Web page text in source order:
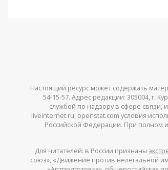
Настоящий ресурс может содержать
54-15-57. Адрес редакции: 305004, г.
службой по надзору в сфере связи,
liveinternet.ru, openstat.com условия
Российской Федерации. При полном
Для читателей: в России признаны
союз», «Движение против нелегальной